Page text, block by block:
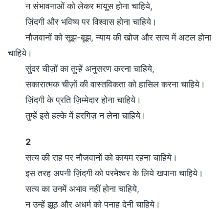
न संभावनाओं को लेकर मायूस होना चाहिये,
ज़िंदगी और भविष्य पर विश्वास होना चाहिये।
नौजवानों को सूझ-बूझ, न्याय की खोज और सत्य में अटल होना
चाहिये।
सुंदर चीज़ों का तुम्हें अनुसरण करना चाहिये,
सकारात्मक चीज़ों की वास्तविकता को हासिल करना चाहिये।
ज़िंदगी के प्रति ज़िम्मेदार होना चाहिये।
तुम्हें इसे हल्के में हरगिज़ न लेना चाहिये।
2
सत्य की राह पर नौजवानों को कायम रहना चाहिये।
इस तरह अपनी ज़िंदगी को परमेश्वर के लिये खपाना चाहिये।
सत्य का उनमें अभाव नहीं होना चाहिये,
न उन्हें झूठ और अधर्म को पनाह देनी चाहिये।